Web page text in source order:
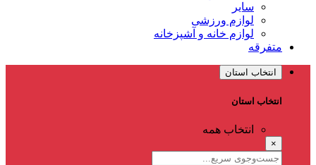
سایر
لوازم ورزشی
لوازم خانه و آشپزخانه
متفرقه
انتخاب استان
انتخاب استان
انتخاب همه
×